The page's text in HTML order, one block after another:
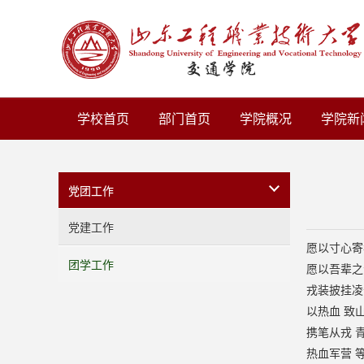
学校首页 部门首页 学院概况 学院新
党团工作
党建工作
团学工作
愿以寸心
愿以吾辈
戎装披挂
以热血 致
携笔从戎
热血军营